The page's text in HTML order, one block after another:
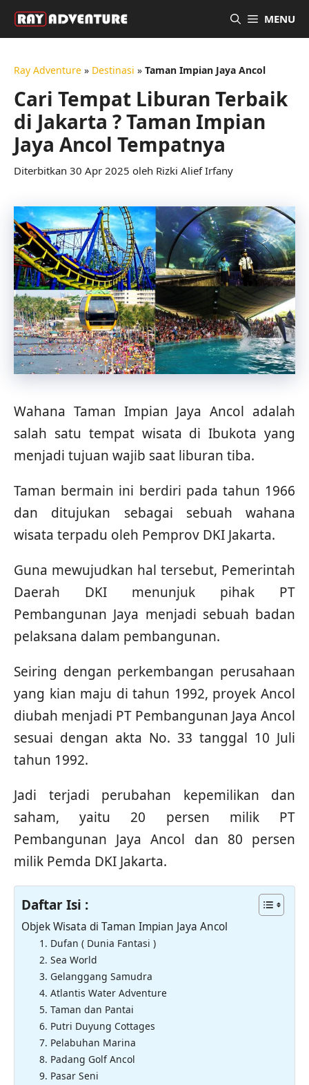
Langsung
MENU
Ray Adventure » Destinasi » Taman Impian Jaya Ancol
Cari Tempat Liburan Terbaik
di Jakarta ? Taman Impian
Jaya Ancol Tempatnya
30 Apr 2025 oleh Rizki Alief Irfany
Wahana Taman Impian Jaya Ancol adalah
salah satu tempat wisata di Ibukota yang
menjadi tujuan wajib saat liburan tiba.
Taman bermain ini berdiri pada tahun 1966
dan ditujukan sebagai sebuah wahana
wisata terpadu oleh Pemprov DKI Jakarta.
Guna mewujudkan hal tersebut, Pemerintah
Daerah DKI menunjuk pihak PT
Pembangunan Jaya menjadi sebuah badan
pelaksana dalam pembangunan.
Seiring dengan perkembangan perusahaan
yang kian maju di tahun 1992, proyek Ancol
diubah menjadi PT Pembangunan Jaya Ancol
sesuai dengan akta No. 33 tanggal 10 Juli
tahun 1992.
Jadi terjadi perubahan kepemilikan dan
saham, yaitu 20 persen milik PT
Pembangunan Jaya Ancol dan 80 persen
milik Pemda DKI Jakarta.
Daftar Isi :
Objek Wisata di Taman Impian Jaya Ancol
1. Dufan ( Dunia Fantasi )
2. Sea World
3. Gelanggang Samudra
4. Atlantis Water Adventure
5. Taman dan Pantai
6. Putri Duyung Cottages
7. Pelabuhan Marina
8. Padang Golf Ancol
9. Pasar Seni